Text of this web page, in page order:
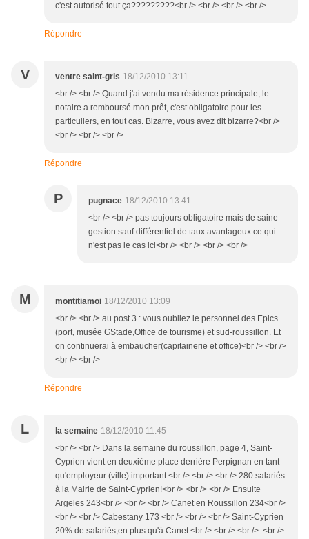
c'est autorisé tout ça?????????<br /> <br /> <br /> <br />
Répondre
V ventre saint-gris 18/12/2010 13:11
<br /> <br /> Quand j'ai vendu ma résidence principale, le
notaire a remboursé mon prêt, c'est obligatoire pour les
particuliers, en tout cas. Bizarre, vous avez dit bizarre?<br />
<br /> <br /> <br />
Répondre
P pugnace 18/12/2010 13:41
<br /> <br /> pas toujours obligatoire mais de saine
gestion sauf différentiel de taux avantageux ce qui
n'est pas le cas ici<br /> <br /> <br /> <br />
M montitiamoi 18/12/2010 13:09
<br /> <br /> au post 3 : vous oubliez le personnel des Epics
(port, musée GStade,Office de tourisme) et sud-roussillon. Et
on continuerai à embaucher(capitainerie et office)<br /> <br />
<br /> <br />
Répondre
L la semaine 18/12/2010 11:45
<br /> <br /> Dans la semaine du roussillon, page 4, Saint-
Cyprien vient en deuxième place derrière Perpignan en tant
qu'employeur (ville) important.<br /> <br /> <br /> 280 salariés
à la Mairie de Saint-Cyprien!<br /> <br /> <br /> Ensuite
Argeles 243<br /> <br /> <br /> Canet en Roussillon 234<br />
<br /> <br /> Cabestany 173 <br /> <br /> <br /> Saint-Cyprien
20% de salariés,en plus qu'à Canet.<br /> <br /> <br /> <br />